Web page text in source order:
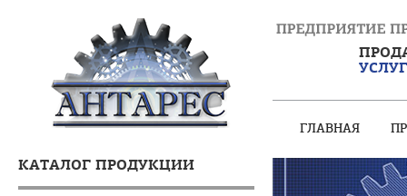
ГЛАВНАЯ
КАТАЛОГ ПРОДУКЦИИ